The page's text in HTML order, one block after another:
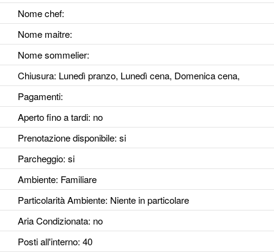
Nome chef:
Nome maitre:
Nome sommelier:
Chiusura: Lunedì pranzo, Lunedì cena, Domenica cena,
Pagamenti:
Aperto fino a tardi: no
Prenotazione disponibile: si
Parcheggio: si
Ambiente: Familiare
Particolarità Ambiente: Niente in particolare
Aria Condizionata: no
Posti all'interno: 40